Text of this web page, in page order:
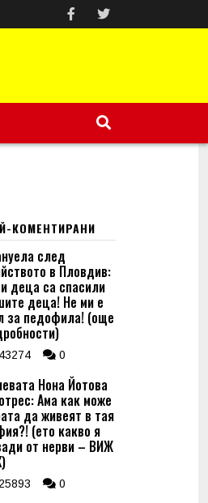
КОМЕНТИРАНИ
след
в Пловдив:
деца са спасили
деца! Не ми е
за педофила! (още
43274 0
Нона Йотова
Ама как може
да живеят в тая
(ето какво я
от нерви – ВИЖ
25893 0